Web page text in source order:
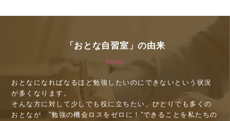
「おとな自習室」の由来
About
おとなになればなるほど勉強したいのにできないという状況
が多くなります。
そんな方に対して少しでも役に立ちたい、ひとりでも多くの
おとなが ”勉強の機会ロスをゼロに！”できることを私たちの